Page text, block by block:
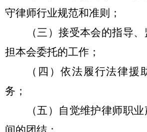
守律师行业规范和准则；
（三）接受本会的指导
担本会委托的工作；
（四）依法履行法律援
务；
（五）自觉维护律师职